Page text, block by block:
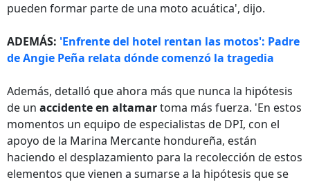
pueden formar parte de una moto acuática', dijo.
ADEMÁS: 'Enfrente del hotel rentan las motos': Padre
de Angie Peña relata dónde comenzó la tragedia
Además, detalló que ahora más que nunca la hipótesis
de un accidente en altamartoma más fuerza. 'En estos
momentos un equipo de especialistas de DPI, con el
apoyo de la Marina Mercante hondureña, están
haciendo el desplazamiento para la recolección de estos
elementos que vienen a sumarse a la hipótesis que se